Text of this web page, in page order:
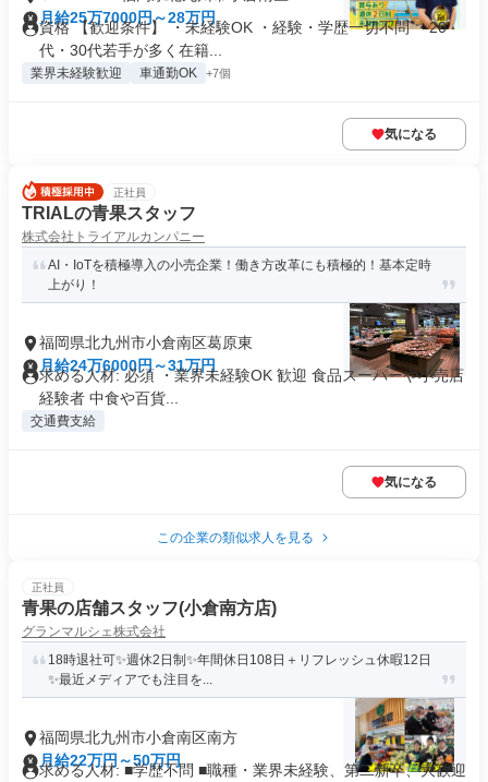
月給25万7000円～28万円
資格 【歓迎条件】 ・未経験OK ・経験・学歴一切不問 ・20
代・30代若手が多く在籍...
業界未経験歓迎 車通勤OK +7個
気になる
正社員
TRIALの青果スタッフ
株式会社トライアルカンパニー
AI・IoTを積極導入の小売企業！働き方改革にも積極的！基本定時
上がり！
福岡県北九州市小倉南区葛原東
月給24万6000円～31万円
求める人材: 必須 ・業界未経験OK 歓迎 食品スーパーや小売店
経験者 中食や百貨...
交通費支給
気になる
この企業の類似求人を見る
正社員
青果の店舗スタッフ(小倉南方店)
グランマルシェ株式会社
18時退社可✨週休2日制✨年間休日108日＋リフレッシュ休暇12日
✨最近メディアでも注目を...
福岡県北九州市小倉南区南方
月給22万円～50万円
求める人材: ■学歴不問 ■職種・業界未経験、第二新卒、大歓迎